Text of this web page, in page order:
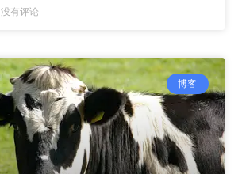
没有评论
博客